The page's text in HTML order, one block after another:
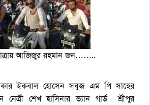
আজিজুর রহমান জন……..
ইকবাল হোসেন সবুজ এম পি সাহের
শেখ হাসিনার ভ্যান গার্ড শ্রীপুর